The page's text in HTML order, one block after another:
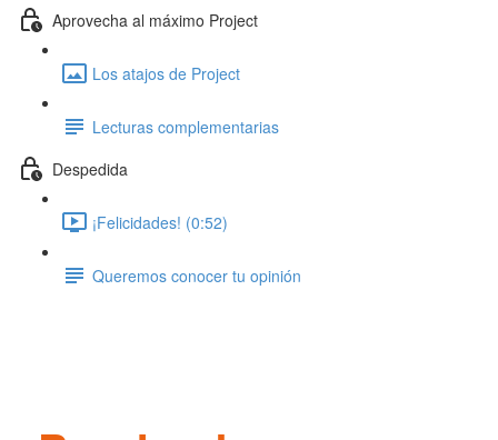
Aprovecha al máximo Project
Los atajos de Project
Lecturas complementarias
Despedida
¡Felicidades! (0:52)
Queremos conocer tu opinión